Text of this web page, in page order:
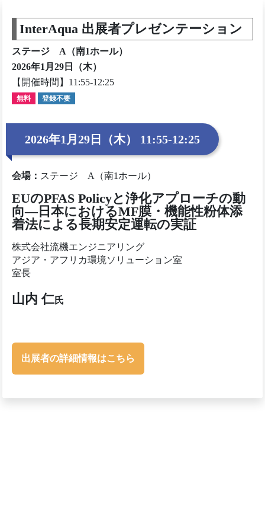
InterAqua 出展者プレゼンテーション
ステージ A（南1ホール）
2026年1月29日（木）
【開催時間】11:55-12:25
無料 登録不要
2026年1月29日（木） 11:55-12:25
会場： ステージ A（南1ホール）
EUのPFAS Policyと浄化アプローチの動
向―日本におけるMF膜・機能性粉体添
着法による長期安定運転の実証
株式会社流機エンジニアリング
アジア・アフリカ環境ソリューション室
室長
山内 仁氏
出展者の詳細情報はこちら